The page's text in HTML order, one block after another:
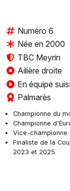
Numéro 6
Née en 2000
TBC Meyrin
Ailière droite
En équipe
Palmarès
Championne du
Championne
Vice-championne
Finaliste de la
2023 et 2025